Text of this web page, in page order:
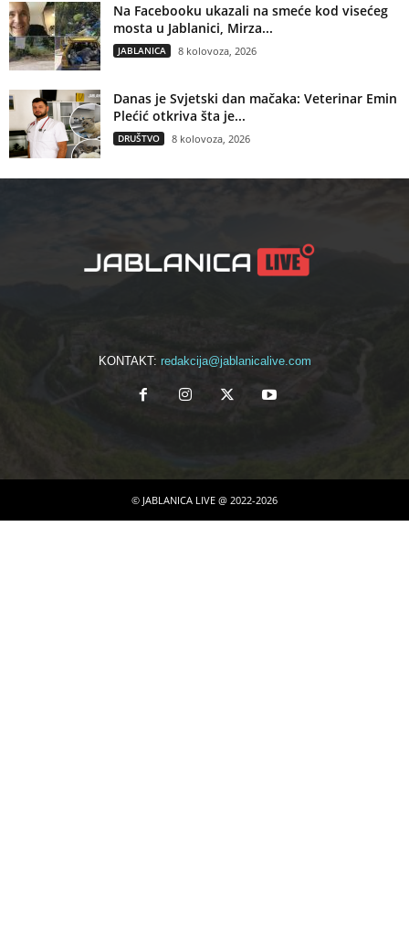
Na Facebooku ukazali na smeće kod visećeg
mosta u Jablanici, Mirza...
JABLANICA 8 kolovoza, 2026
Danas je Svjetski dan mačaka: Veterinar Emin
Plećić otkriva šta je...
DRUŠTVO 8 kolovoza, 2026
KONTAKT: redakcija@jablanicalive.com
© JABLANICA LIVE @ 2022-2026